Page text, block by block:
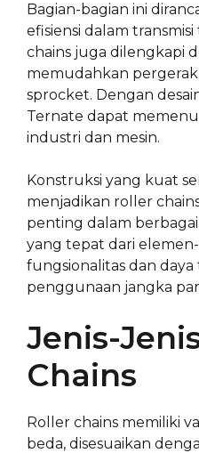
Bagian-bagian ini
efisiensi dalam
chains juga dilengkapi
memudahkan
sprocket. Dengan
Ternate dapat
industri dan mesin.
Konstruksi yang kuat
menjadikan roller
penting dalam
yang tepat dari
fungsionalitas dan daya
penggunaan jangka
Jenis-
Chains
Roller chains memiliki
beda, disesuaikan